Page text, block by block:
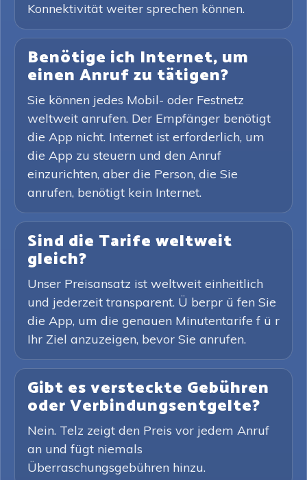
Konnektivität weiter sprechen können.
Benötige ich Internet, um
einen Anruf zu tätigen?
Sie können jedes Mobil- oder Festnetz
weltweit anrufen. Der Empfänger benötigt
die App nicht. Internet ist erforderlich, um
die App zu steuern und den Anruf
einzurichten, aber die Person, die Sie
anrufen, benötigt kein Internet.
Sind die Tarife weltweit
gleich?
Unser Preisansatz ist weltweit einheitlich
und jederzeit transparent. Ü berpr ü fen Sie
die App, um die genauen Minutentarife f ü r
Ihr Ziel anzuzeigen, bevor Sie anrufen.
Gibt es versteckte Gebühren
oder Verbindungsentgelte?
Nein. Telz zeigt den Preis vor jedem Anruf
an und fügt niemals
Überraschungsgebühren hinzu.